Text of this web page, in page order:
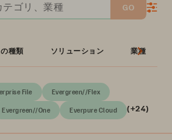
テゴリ、業種 GO
種類 ソリューション 業種
File Evergreen//Flex
Evergreen//One Everpure Cloud (+24)